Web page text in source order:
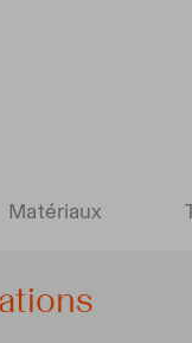
Matériaux